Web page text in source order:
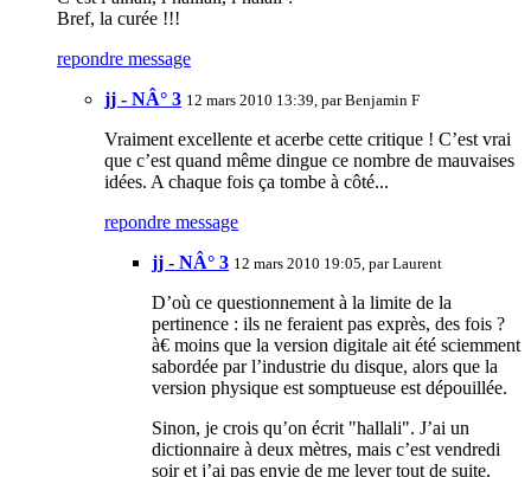
Bref, la curée !!!
repondre message
jj - NÂ° 3 12 mars 2010 13:39, parBenjamin F
Vraiment excellente et acerbe cette critique ! C’est vrai
que c’est quand même dingue ce nombre de mauvaises
idées. A chaque fois ça tombe à côté...
repondre message
jj - NÂ° 3 12 mars 2010 19:05, parLaurent
D’où ce questionnement à la limite de la
pertinence : ils ne feraient pas exprès, des fois ?
à€ moins que la version digitale ait été sciemment
sabordée par l’industrie du disque, alors que la
version physique est somptueuse est dépouillée.
Sinon, je crois qu’on écrit "hallali". J’ai un
dictionnaire à deux mètres, mais c’est vendredi
soir et j’ai pas envie de me lever tout de suite.